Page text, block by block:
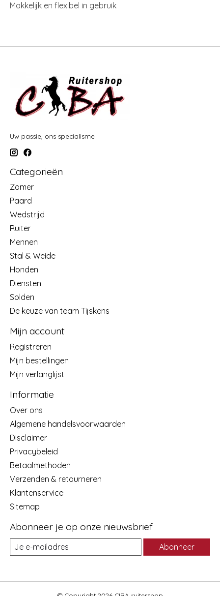
Makkelijk en flexibel in gebruik
Uw passie, ons specialisme
Categorieën
Zomer
Paard
Wedstrijd
Ruiter
Mennen
Stal & Weide
Honden
Diensten
Solden
De keuze van team Tijskens
Mijn account
Registreren
Mijn bestellingen
Mijn verlanglijst
Informatie
Over ons
Algemene handelsvoorwaarden
Disclaimer
Privacybeleid
Betaalmethoden
Verzenden & retourneren
Klantenservice
Sitemap
Abonneer je op onze nieuwsbrief
Abonneer